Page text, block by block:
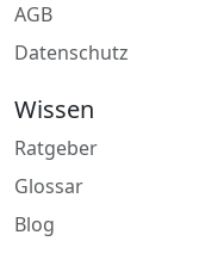
AGB
Datenschutz
Wissen
Ratgeber
Glossar
Blog